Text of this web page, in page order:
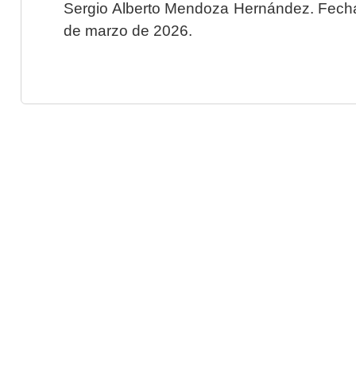
Sergio Alberto Mendoza Hernández.
de marzo de 2026.